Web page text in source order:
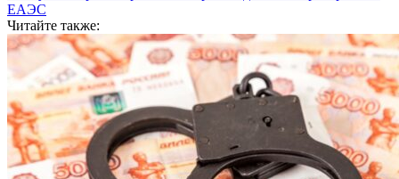
ЕАЭС
Читайте также: